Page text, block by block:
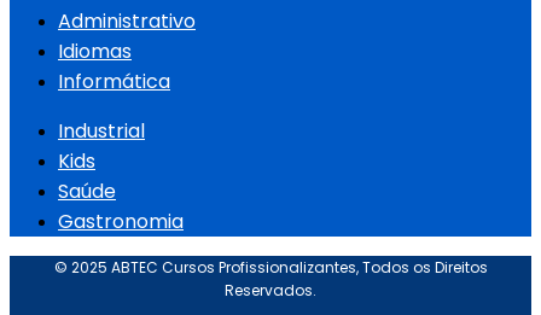
Administrativo
Idiomas
Informática
Industrial
Kids
Saúde
Gastronomia
© 2025 ABTEC Cursos Profissionalizantes, Todos os Direitos
Reservados.